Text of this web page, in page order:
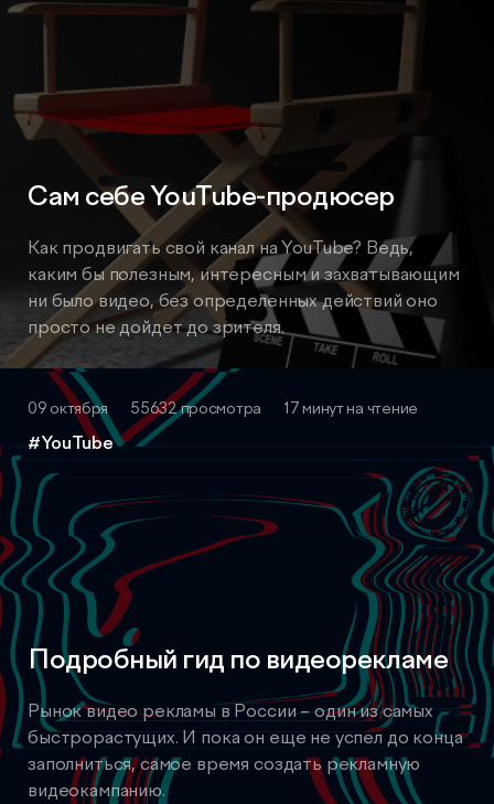
Сам себе YouTube-продюсер
Как продвигать свой канал на YouTube? Ведь,
каким бы полезным, интересным и захватывающим
ни было видео, без определенных действий оно
просто не дойдет до зрителя.
09 октября 55632 просмотра 17 минут на чтение
#YouTube
Подробный гид по видеорекламе
Рынок видео рекламы в России – один из самых
быстрорастущих. И пока он еще не успел до конца
заполниться, самое время создать рекламную
видеокампанию.